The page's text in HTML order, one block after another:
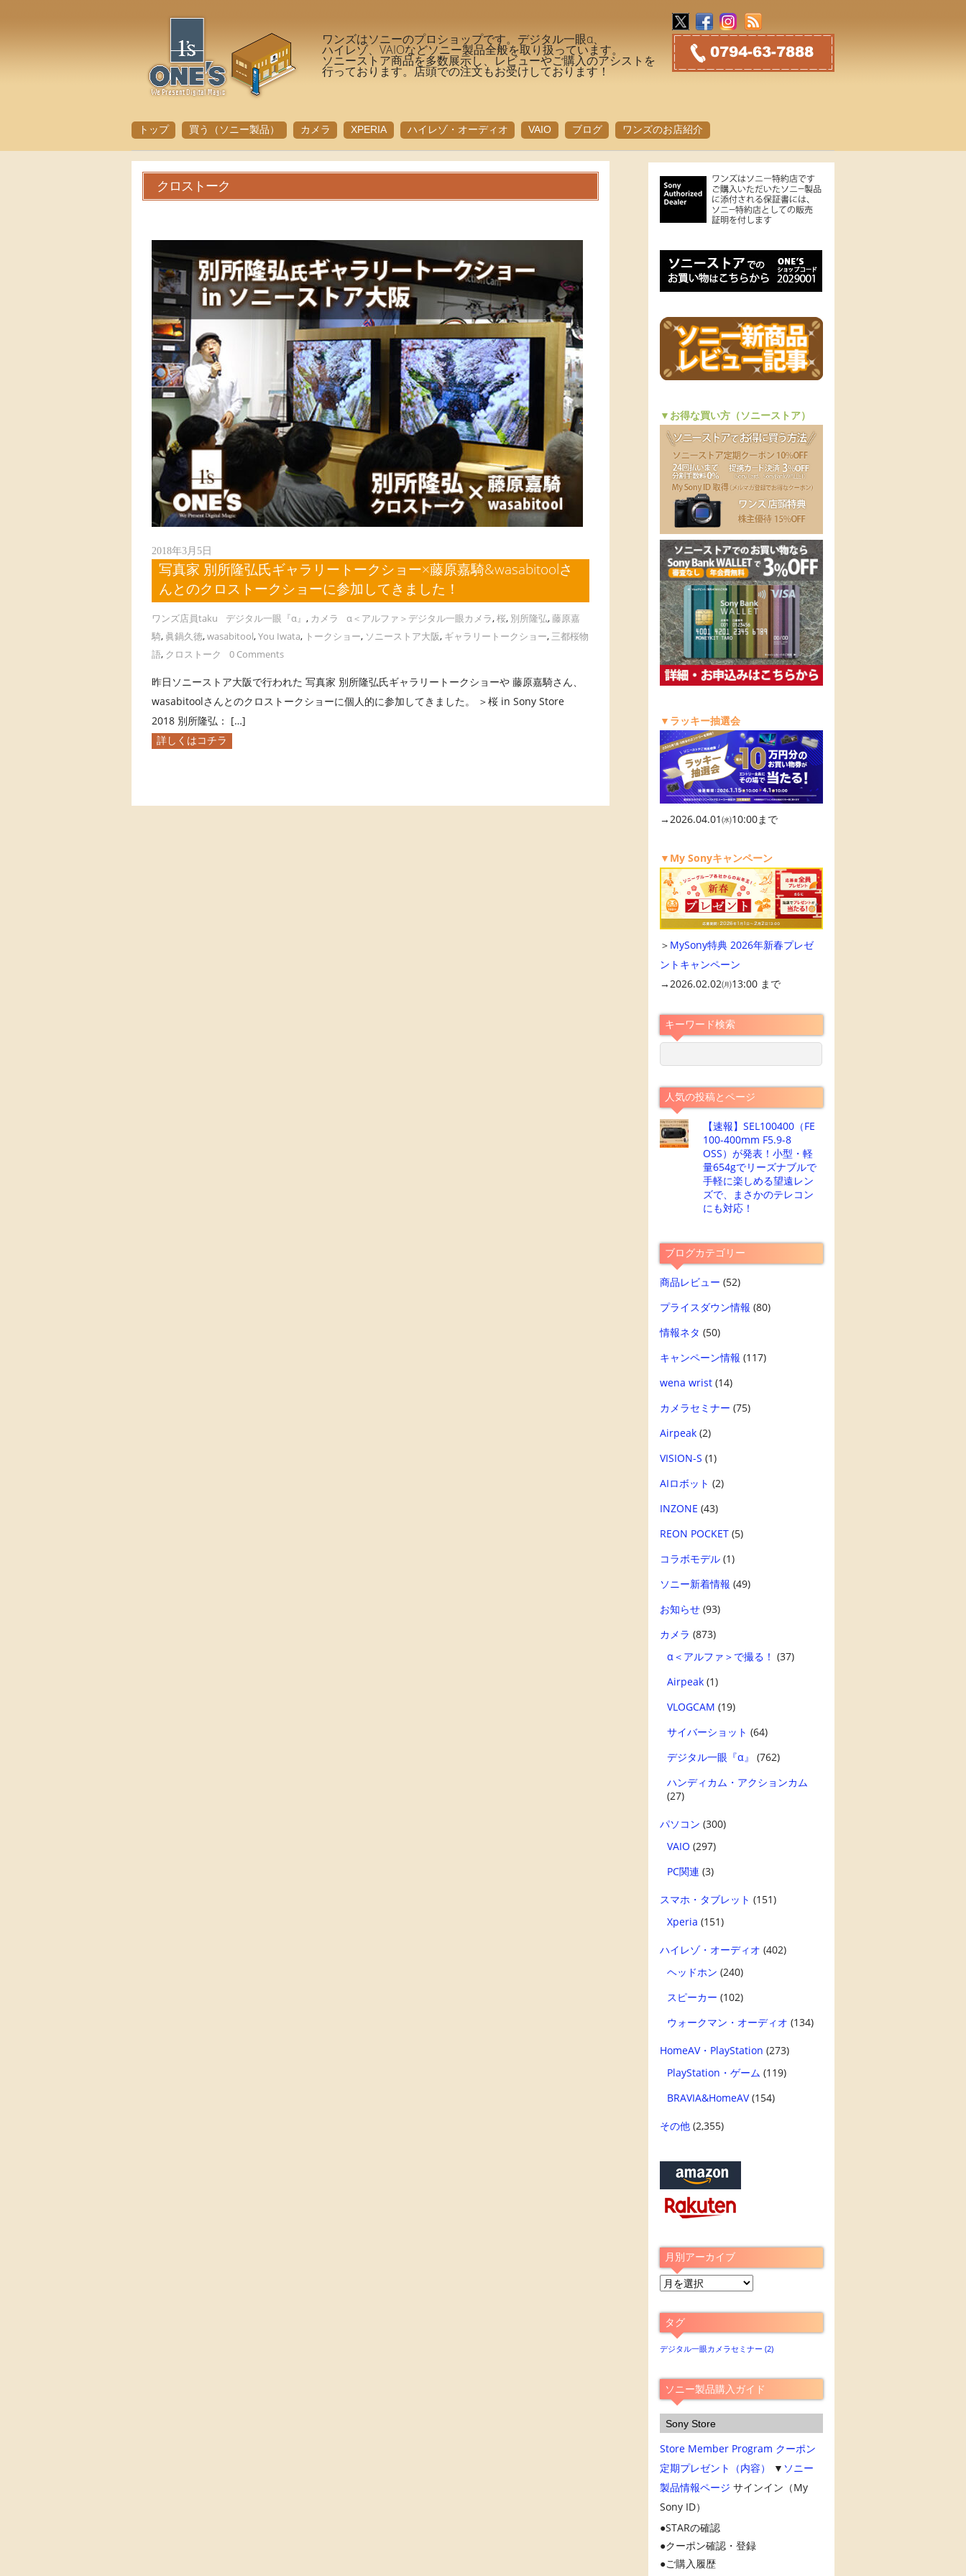
ワンズはソニーのプロショップです。デジタル一眼α、
ハイレゾ、VAIOなどソニー製品全般を取り扱っています。
ソニーストア商品を多数展示し、レビューやご購入のアシストを
行っております。店頭での注文もお受けしております！
トップ 買う（ソニー製品） カメラ XPERIA ハイレゾ・オーディオ VAIO ブログ ワンズのお店紹介
クロストーク
2018年3月5日
写真家 別所隆弘氏ギャラリートークショー×藤原嘉騎&wasabitoolさ
んとのクロストークショーに参加してきました！
ワンズ店員taku デジタル一眼『α』 , カメラ α＜アルファ＞デジタル一眼カメラ,桜, 別所隆弘,藤原嘉
騎, 眞鍋久徳,wasabitool,You Iwata, トークショー, ソニーストア大阪, ギャラリートークショー, 三都桜物
語, クロストーク 0 Comments
昨日ソニーストア大阪で行われた 写真家 別所隆弘氏ギャラリートークショーや 藤原嘉騎さん、
wasabitoolさんとのクロストークショーに個人的に参加してきました。 ＞桜 in Sony Store
2018 別所隆弘： […]
詳しくはコチラ
▼お得な買い方（ソニーストア）
▼ラッキー抽選会
→2026.04.01㈬10:00まで
▼My Sonyキャンペーン
＞ MySony特典 2026年新春プレゼ
ントキャンペーン
→2026.02.02㈪13:00 まで
キーワード検索
人気の投稿とページ
【速報】SEL100400（FE
100-400mm F5.9-8
OSS）が発表！小型・軽
量654gでリーズナブルで
手軽に楽しめる望遠レン
ズで、まさかのテレコン
にも対応！
ブログカテゴリー
商品レビュー (52)
プライスダウン情報 (80)
情報ネタ (50)
キャンペーン情報 (117)
wena wrist(14)
カメラセミナー (75)
Airpeak(2)
VISION-S (1)
AIロボット (2)
INZONE (43)
REON POCKET(5)
コラボモデル(1)
ソニー新着情報 (49)
お知らせ(93)
カメラ (873)
α＜アルファ＞で撮る！ (37)
Airpeak(1)
VLOGCAM (19)
サイバーショット (64)
デジタル一眼『α』
(762)
ハンディカム・アクションカム
(27)
パソコン (300)
VAIO (297)
PC関連 (3)
スマホ・タブレット (151)
Xperia (151)
ハイレゾ・オーディオ (402)
ヘッドホン (240)
スピーカー (102)
ウォークマン・オーディオ (134)
HomeAV・PlayStation (273)
PlayStation・ゲーム (119)
BRAVIA&HomeAV(154)
その他(2,355)
月別アーカイブ
月
ア
ー
カ
ブ
タグ
デジタル一眼カメラセミナー (2)
ソニー製品購入ガイド
Sony Store
Store Member Program クーポン
定期プレゼント（内容）
▼ ソニー
製品情報ページ サインイン（My
Sony ID）
STARの確認
クーポン確認・登録
ご購入履歴